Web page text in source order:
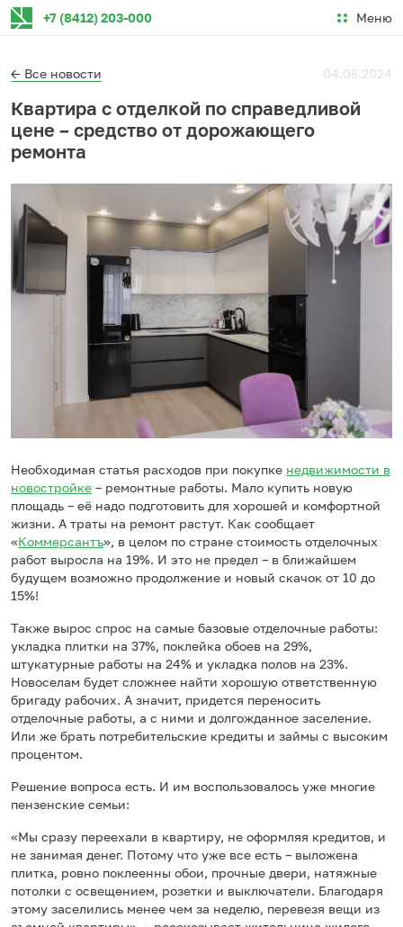
+7 (8412) 203-000 Меню
← Все новости 04.06.2024
Квартира с отделкой по справедливой
цене – средство от дорожающего
ремонта
Необходимая статья расходов при покупке недвижимости в
новостройке – ремонтные работы. Мало купить новую
площадь – её надо подготовить для хорошей и комфортной
жизни. А траты на ремонт растут. Как сообщает
«Коммерсантъ», в целом по стране стоимость отделочных
работ выросла на 19%. И это не предел – в ближайшем
будущем возможно продолжение и новый скачок от 10 до
15%!
Также вырос спрос на самые базовые отделочные работы:
укладка плитки на 37%, поклейка обоев на 29%,
штукатурные работы на 24% и укладка полов на 23%.
Новоселам будет сложнее найти хорошую ответственную
бригаду рабочих. А значит, придется переносить
отделочные работы, а с ними и долгожданное заселение.
Или же брать потребительские кредиты и займы с высоким
процентом.
Решение вопроса есть. И им воспользовалось уже многие
пензенские семьи:
«Мы сразу переехали в квартиру, не оформляя кредитов, и
не занимая денег. Потому что уже все есть – выложена
плитка, ровно поклеенны обои, прочные двери, натяжные
потолки с освещением, розетки и выключатели. Благодаря
этому заселились менее чем за неделю, перевезя вещи из